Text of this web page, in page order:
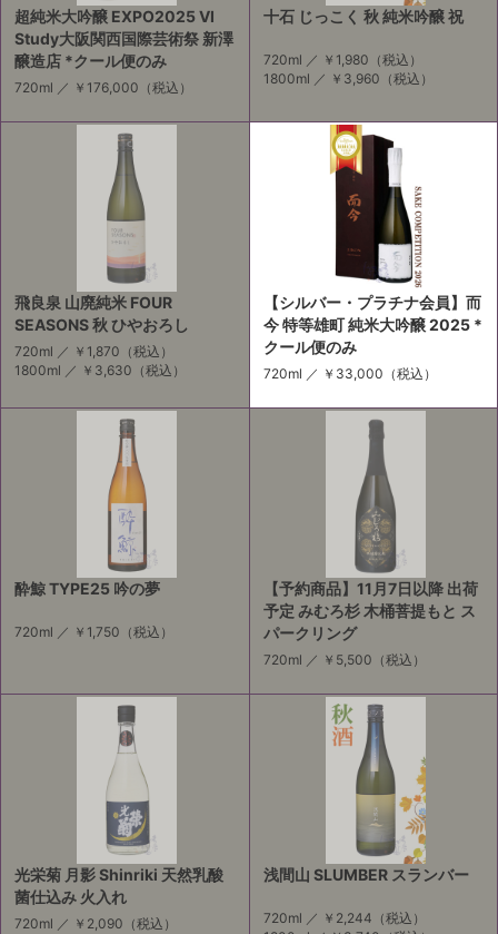
超純米大吟醸 EXPO2025 VI
Study大阪関西国際芸術祭 新澤
醸造店 *クール便のみ
720ml ／ ￥176,000 （税込）
十石 じっこく 秋 純米吟醸 祝
720ml ／ ￥1,980 （税込）
1800ml ／ ￥3,960 （税込）
飛良泉 山廃純米 FOUR
SEASONS 秋 ひやおろし
720ml ／ ￥1,870 （税込）
1800ml ／ ￥3,630 （税込）
【シルバー・プラチナ会員】而
今 特等雄町 純米大吟醸 2025 *
クール便のみ
720ml ／ ￥33,000 （税込）
酔鯨 TYPE25 吟の夢
720ml ／ ￥1,750 （税込）
【予約商品】11月7日以降 出荷
予定 みむろ杉 木桶菩提もと ス
パークリング
720ml ／ ￥5,500 （税込）
光栄菊 月影 Shinriki 天然乳酸
菌仕込み 火入れ
720ml ／ ￥2,090 （税込）
浅間山 SLUMBER スランバー
720ml ／ ￥2,244 （税込）